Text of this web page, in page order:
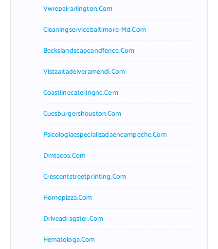
Vwrepairarlington.com
Cleaningservicebaltimore-Md.com
Beckslandscapeandfence.com
Vistaaltadelveramendi.com
Coastlinecateringnc.com
Cuesburgershouston.com
Psicologiaespecializadaencampeche.com
Dmtacos.com
Crescentstreetprinting.com
Hornopizza.com
Driveadragster.com
Hematologa.com